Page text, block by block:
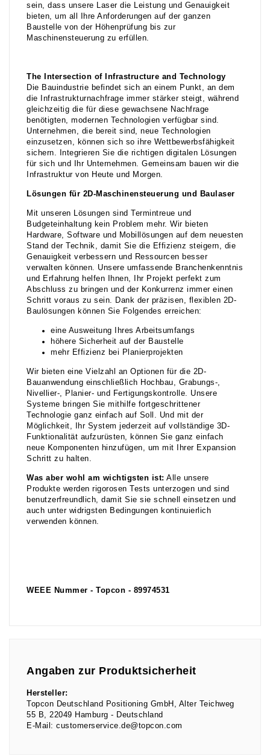
sein, dass unsere Laser die Leistung und Genauigkeit
bieten, um all Ihre Anforderungen auf der ganzen
Baustelle von der Höhenprüfung bis zur
Maschinensteuerung zu erfüllen.
The Intersection of Infrastructure and Technology
Die Bauindustrie befindet sich an einem Punkt, an dem
die Infrastrukturnachfrage immer stärker steigt, während
gleichzeitig die für diese gewachsene Nachfrage
benötigten, modernen Technologien verfügbar sind.
Unternehmen, die bereit sind, neue Technologien
einzusetzen, können sich so ihre Wettbewerbsfähigkeit
sichern. Integrieren Sie die richtigen digitalen Lösungen
für sich und Ihr Unternehmen. Gemeinsam bauen wir die
Infrastruktur von Heute und Morgen.
Lösungen für 2D-Maschinensteuerung und Baulaser
Mit unseren Lösungen sind Termintreue und
Budgeteinhaltung kein Problem mehr. Wir bieten
Hardware, Software und Mobillösungen auf dem neuesten
Stand der Technik, damit Sie die Effizienz steigern, die
Genauigkeit verbessern und Ressourcen besser
verwalten können. Unsere umfassende Branchenkenntnis
und Erfahrung helfen Ihnen, Ihr Projekt perfekt zum
Abschluss zu bringen und der Konkurrenz immer einen
Schritt voraus zu sein. Dank der präzisen, flexiblen 2D-
Baulösungen können Sie Folgendes erreichen:
eine Ausweitung Ihres Arbeitsumfangs
höhere Sicherheit auf der Baustelle
mehr Effizienz bei Planierprojekten
Wir bieten eine Vielzahl an Optionen für die 2D-
Bauanwendung einschließlich Hochbau, Grabungs-,
Nivellier-, Planier- und Fertigungskontrolle. Unsere
Systeme bringen Sie mithilfe fortgeschrittener
Technologie ganz einfach auf Soll. Und mit der
Möglichkeit, Ihr System jederzeit auf vollständige 3D-
Funktionalität aufzurüsten, können Sie ganz einfach
neue Komponenten hinzufügen, um mit Ihrer Expansion
Schritt zu halten.
Was aber wohl am wichtigsten ist: Alle unsere
Produkte werden rigorosen Tests unterzogen und sind
benutzerfreundlich, damit Sie sie schnell einsetzen und
auch unter widrigsten Bedingungen kontinuierlich
verwenden können.
WEEE Nummer - Topcon - 89974531
Angaben zur Produktsicherheit
Hersteller:
Topcon Deutschland Positioning GmbH
Alter Teichweg
55 B
22049 Hamburg
Deutschland
E-Mail: customerservice.de@topcon.com